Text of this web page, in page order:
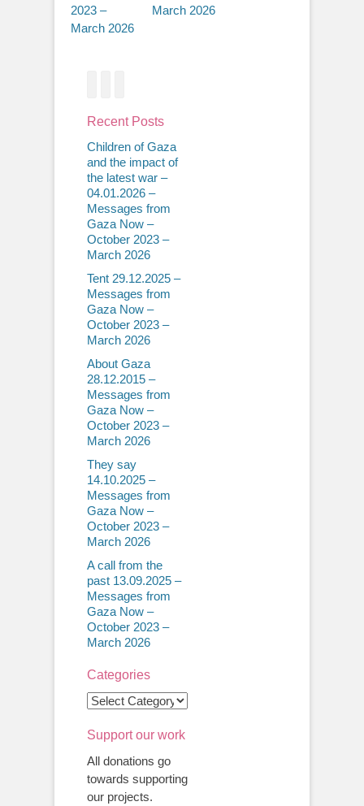
2023 –
March 2026
March 2026
Recent Posts
Children of Gaza
and the impact of
the latest war –
04.01.2026 –
Messages from
Gaza Now –
October 2023 –
March 2026
Tent 29.12.2025 –
Messages from
Gaza Now –
October 2023 –
March 2026
About Gaza
28.12.2015 –
Messages from
Gaza Now –
October 2023 –
March 2026
They say
14.10.2025 –
Messages from
Gaza Now –
October 2023 –
March 2026
A call from the
past 13.09.2025 –
Messages from
Gaza Now –
October 2023 –
March 2026
Categories
Categories
Support our work
All donations go
towards supporting
our projects.